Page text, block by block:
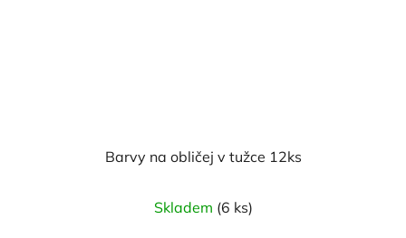
Barvy na obličej v tužce 12ks
Skladem (6 ks)